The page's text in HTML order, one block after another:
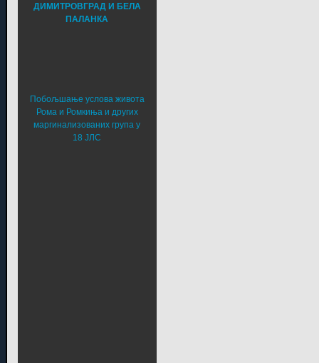
ДИМИТРОВГРАД И БЕЛА
ПАЛАНКА
Побољшање услова живота
Рома и Ромкиња и других
маргинализованих група у
18 ЈЛС